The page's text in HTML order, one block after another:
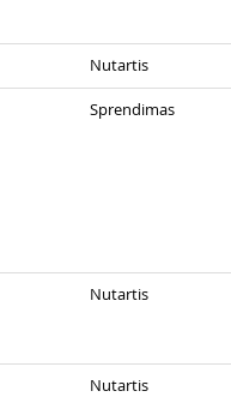
Nutartis
Sprendimas
Nutartis
Nutartis